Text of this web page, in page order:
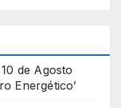
de Agosto
Energético’